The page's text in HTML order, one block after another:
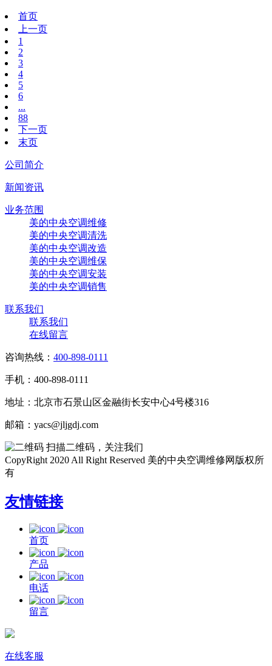
首页
上一页
1
2
3
4
5
6
...
88
下一页
末页
公司简介
新闻资讯
业务范围
美的中央空调维修
美的中央空调清洗
美的中央空调改造
美的中央空调维保
美的中央空调安装
美的中央空调销售
联系我们
联系我们
在线留言
咨询热线： 400-898-0111
手机：400-898-0111
地址：北京市石景山区金融街长安中心4号楼316
邮箱：yacs@jljgdj.com
扫描二维码，关注我们
CopyRight 2020 All Right Reserved 美的中央空调维修网版权所
有
友情链接
首页
产品
电话
留言
在线客服